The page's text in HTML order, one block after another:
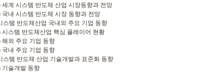
계 시스템 반도체 산업 시장동향과 전망
내 시스템 반도체 시장 동향과 전망
템 반도체산업 국내외 주요 기업 동향
스템 반도체산업 핵심 플레이어 현황
외 주요 기업 동향
내 주요 기업 동향
템 반도체 산업 기술개발과 표준화 동향
술개발 동향